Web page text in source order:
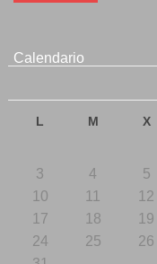
Calendario
L M X
3
4 5
10
11 12
17
18 19
24
25 26